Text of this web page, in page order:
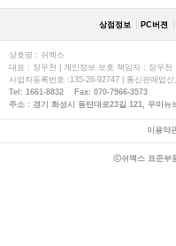
상점정보 PC버젼
상호명 : 쉬멕스
대표 : 장우천 | 개인정보 보호 책임자 : 장우천
사업자등록번호 :135-26-92747 | 통신판매업
Tel: 1661-8832 Fax: 070-7966-3573
주소 : 경기 화성시 동탄대로23길 121, 우미뉴
이용약
ⓒ쉬멕스 표준부